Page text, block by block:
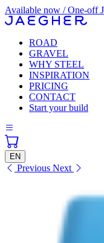
Available now / One-off
ROAD
GRAVEL
WHY STEEL
INSPIRATION
PRICING
CONTACT
Start your build
EN
Previous Next